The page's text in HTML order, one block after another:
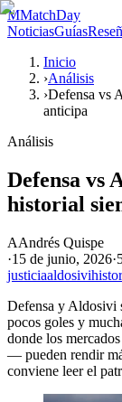
MMatchDay
NoticiasGuías
Inicio
›Análisis
›Defensa vs
anticipa
Análisis
Defensa vs
historial
AAndrés Quispe
·15 de junio, 2026·
justiciaaldosivi
Defensa y Aldosivi
pocos goles y
donde los
— pueden rendir
conviene leer el